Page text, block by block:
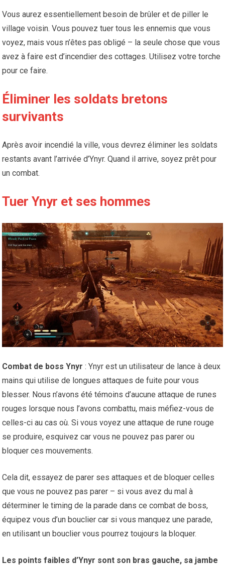
Vous aurez essentiellement besoin de brûler et de piller le
village voisin. Vous pouvez tuer tous les ennemis que vous
voyez, mais vous n’êtes pas obligé – la seule chose que vous
avez à faire est d’incendier des cottages. Utilisez votre torche
pour ce faire.
Éliminer les soldats bretons
survivants
Après avoir incendié la ville, vous devrez éliminer les soldats
restants avant l’arrivée d’Ynyr. Quand il arrive, soyez prêt pour
un combat.
Tuer Ynyr et ses hommes
Combat de boss Ynyr :Ynyr est un utilisateur de lance à deux
mains qui utilise de longues attaques de fuite pour vous
blesser. Nous n’avons été témoins d’aucune attaque de runes
rouges lorsque nous l’avons combattu, mais méfiez-vous de
celles-ci au cas où. Si vous voyez une attaque de rune rouge
se produire, esquivez car vous ne pouvez pas parer ou
bloquer ces mouvements.
Cela dit, essayez de parer ses attaques et de bloquer celles
que vous ne pouvez pas parer – si vous avez du mal à
déterminer le timing de la parade dans ce combat de boss,
équipez vous d’un bouclier car si vous manquez une parade,
en utilisant un bouclier vous pourrez toujours la bloquer.
Les points faibles d’Ynyr sont son bras gauche, sa jambe